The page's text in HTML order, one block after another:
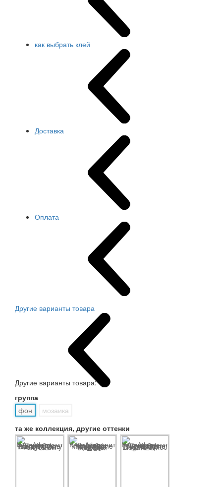
как выбрать клей
Доставка
Оплата
Другие варианты товара
Другие варианты товара:
группа
фон
мозаика
та же коллекция, другие оттенки